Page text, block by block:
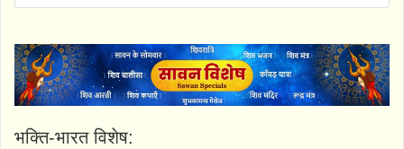
भक्ति-भारत विशेष: